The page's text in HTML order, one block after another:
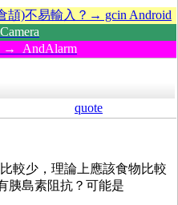
頡)不易輸入？→ gcin Android
→ AndAlarm
quote
較少，理論上應該食物比較
胰島素阻抗？可能是